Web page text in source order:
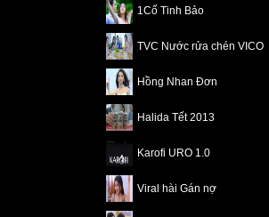
1Cố Tinh Bảo
TVC Nước rửa chén VICO
Hồng Nhan Đơn
Halida Tết 2013
Karofi URO 1.0
Viral hài Gán nợ